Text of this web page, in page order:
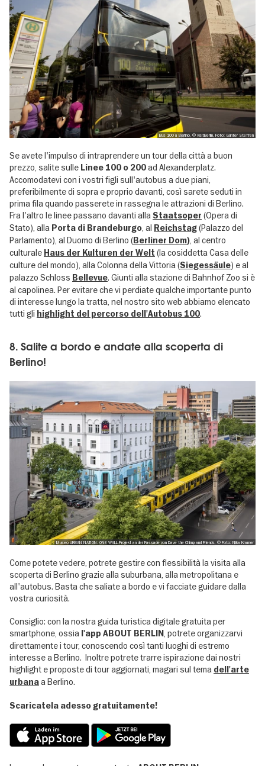
Bus 100 a Berlino, © visitBerlin, Foto: Günter Steffen
Se avete l'impulso di intraprendere un tour della città a buon
prezzo, salite sulle Linee 100 o 200ad Alexanderplatz.
Accomodatevi con i vostri figli sull'autobus a due piani,
preferibilmente di sopra e proprio davanti, così sarete seduti in
prima fila quando passerete in rassegna le attrazioni di Berlino.
Fra l'altro le linee passano davanti alla Staatsoper (Opera di
Stato), alla Porta di Brandeburgo , al Reichstag(Palazzo del
Parlamento), al Duomo di Berlino (Berliner Dom) , al centro
culturale Haus der Kulturen der Welt (la cosiddetta Casa delle
culture del mondo), alla Colonna della Vittoria (Siegessäule) e al
palazzo Schloss Bellevue. Giunti alla stazione di Bahnhof Zoo si è
al capolinea. Per evitare che vi perdiate qualche importante punto
di interesse lungo la tratta, nel nostro sito web abbiamo elencato
tutti gli highlight del percorso dell'Autobus 100.
8. Salite a bordo e andate alla scoperta di
Berlino!
Museo URBAN NATION: ONE WALL-Projekt an der Fassade von Dave the Chimp and Friends, © Foto: Nika Kramer
Come potete vedere, potrete gestire con flessibilità la visita alla
scoperta di Berlino grazie alla suburbana, alla metropolitana e
all'autobus. Basta che saliate a bordo e vi facciate guidare dalla
vostra curiosità.
Consiglio: con la nostra guida turistica digitale gratuita per
smartphone, ossia l'app ABOUT BERLIN, potrete organizzarvi
direttamente i tour, conoscendo così tanti luoghi di estremo
interesse a Berlino. Inoltre potrete trarre ispirazione dai nostri
highlight e proposte di tour aggiornati, magari sul tema dell'arte
urbanaa Berlino.
Scaricatela adesso gratuitamente!